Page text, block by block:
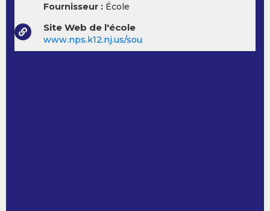
Fournisseur : École
Site Web de l'école
www.nps.k12.nj.us/sou